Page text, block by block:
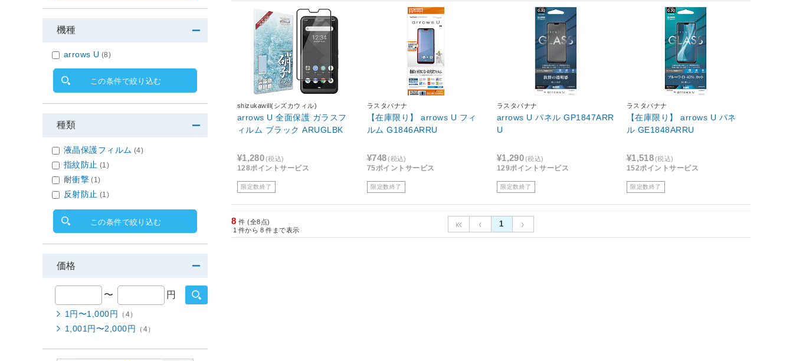
shizukawill(シズカウィル)
arrows U 全面保護 ガラスフ
ィルム ブラック ARUGLBK
¥1,280(税込)
128ポイントサービス
限定数終了
ラスタバナナ
【在庫限り】 arrows U フィ
ルム G1846ARRU
¥748 (税込)
75ポイントサービス
限定数終了
ラスタバナナ
arrows U パネル GP1847ARR
U
¥1,290(税込)
129ポイントサービス
限定数終了
ラスタバナナ
【在庫限り】 arrows U パネ
ル GE1848ARRU
¥1,518(税込)
152ポイントサービス
限定数終了
8 件 (全8点)
1 件から 8 件まで表示
1
機種
arrows U (8)
この条件で絞り込む
種類
液晶保護フィルム (4)
指紋防止 (1)
耐衝撃 (1)
反射防止 (1)
この条件で絞り込む
価格
〜 円
1円〜1,000円 （4）
1,001円〜2,000円 （4）